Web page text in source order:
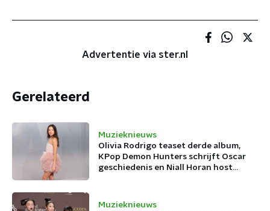
Advertentie via ster.nl
Gerelateerd
Muzieknieuws
Olivia Rodrigo teaset derde album,
KPop Demon Hunters schrijft Oscar
geschiedenis en Niall Horan host
Muzieknieuws